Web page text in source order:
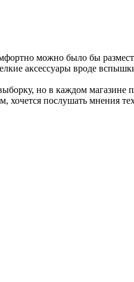
можно было бы
аксессуары вроде
но в каждом магазине
хочется послушать мнения